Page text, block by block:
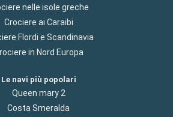
nelle isole greche
Crociere ai Caraibi
Flordi e Scandinavia
in Nord Europa
Le navi più popolari
Queen mary 2
Costa Smeralda